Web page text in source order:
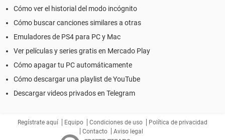
Cómo ver el historial del modo incógnito
Cómo buscar canciones similares a otras
Emuladores de PS4 para PC y Mac
Ver películas y series gratis en Mercado Play
Cómo apagar tu PC automáticamente
Cómo descargar una playlist de YouTube
Descargar videos privados en Telegram
Regístrate aquí Equipo Condiciones de uso
Política de privacidad
Contacto
Aviso legal